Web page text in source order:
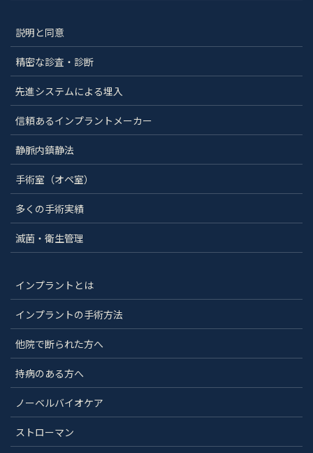
説明と同意
精密な診査・診断
先進システムによる埋入
信頼あるインプラントメーカー
静脈内鎮静法
手術室（オペ室）
多くの手術実績
滅菌・衛生管理
インプラントとは
インプラントの手術方法
他院で断られた方へ
持病のある方へ
ノーベルバイオケア
ストローマン